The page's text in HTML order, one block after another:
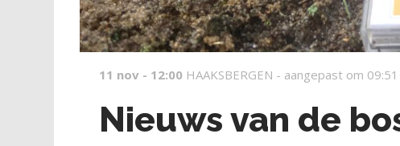
11 nov - 12:00 HAAKSBERGEN - aangepast om 09:51
Nieuws van de